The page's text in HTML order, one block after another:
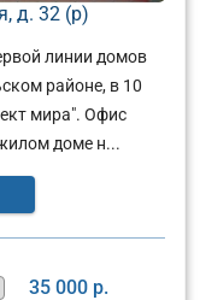
д. 32 (р)
линии домов
районе, в 10
мира". Офис
доме н...
35 000 р.